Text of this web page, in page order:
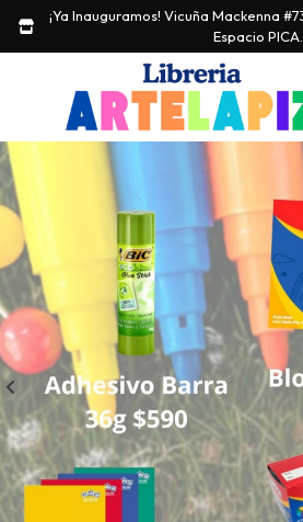
¡Ya Inauguramos! Vicuña Mackenna
Espacio PICA.